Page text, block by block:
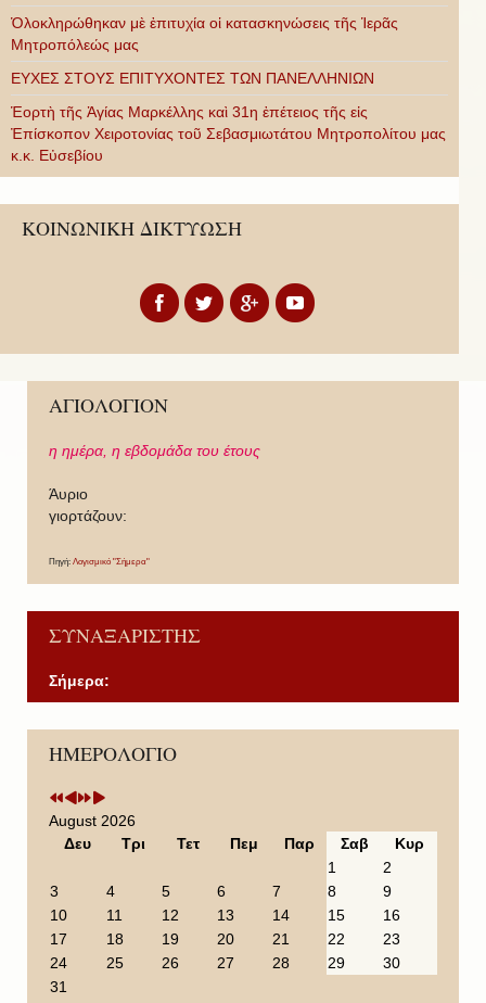
Ὁλοκληρώθηκαν μὲ ἐπιτυχία οἱ κατασκηνώσεις τῆς Ἱερᾶς
Μητροπόλεώς μας
ΕΥΧΕΣ ΣΤΟΥΣ ΕΠΙΤΥΧΟΝΤΕΣ ΤΩΝ ΠΑΝΕΛΛΗΝΙΩΝ
Ἑορτὴ τῆς Ἁγίας Μαρκέλλης καὶ 31η ἐπέτειος τῆς εἰς
Ἐπίσκοπον Χειροτονίας τοῦ Σεβασμιωτάτου Μητροπολίτου μας
κ.κ. Εὐσεβίου
ΚΟΙΝΩΝΙΚΗ ΔΙΚΤΥΩΣΗ
ΑΓΙΟΛΟΓΙΟΝ
η ημέρα, η εβδομάδα του έτους
Άυριο
γιορτάζουν:
Πηγή: Λογισμικό "Σήμερα"
ΣΥΝΑΞΑΡΙΣΤΗΣ
Σήμερα:
ΗΜΕΡΟΛΟΓΙΟ
P
r
v
i
e
a
r
P
r
v
i
o
o
t
h
N
e
t
Y
e
N
e
t
M
August 2026
Δευ
Τρι Τετ Πεμ Παρ Σαβ
Κυρ
1
2
3
4 5 6 7 8
9
10
11 12 13 14 15
16
17
18 19 20 21 22
23
24
25 26 27 28 29
30
31